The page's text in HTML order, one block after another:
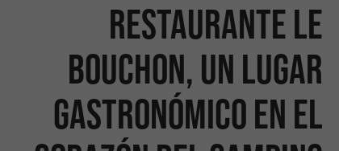
Restaurante Le
Bouchon, un lugar
gastronómico en el